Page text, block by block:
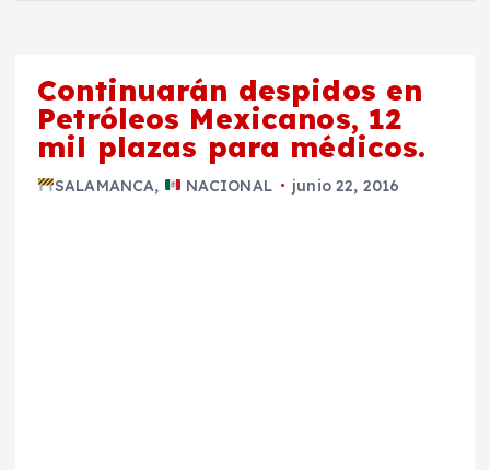
Continuarán despidos en
Petróleos Mexicanos, 12
mil plazas para médicos.
SALAMANCA, NACIONAL junio 22, 2016